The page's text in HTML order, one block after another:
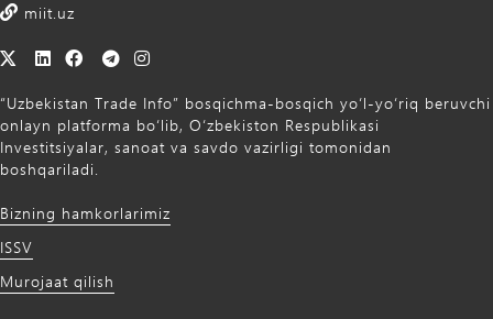
miit.uz
“Uzbekistan Trade Info” bosqichma-bosqich yo‘l-yo‘riq beruvchi
onlayn platforma bo‘lib, O‘zbekiston Respublikasi
Investitsiyalar, sanoat va savdo vazirligi tomonidan
boshqariladi.
Bizning hamkorlarimiz
ISSV
Murojaat qilish